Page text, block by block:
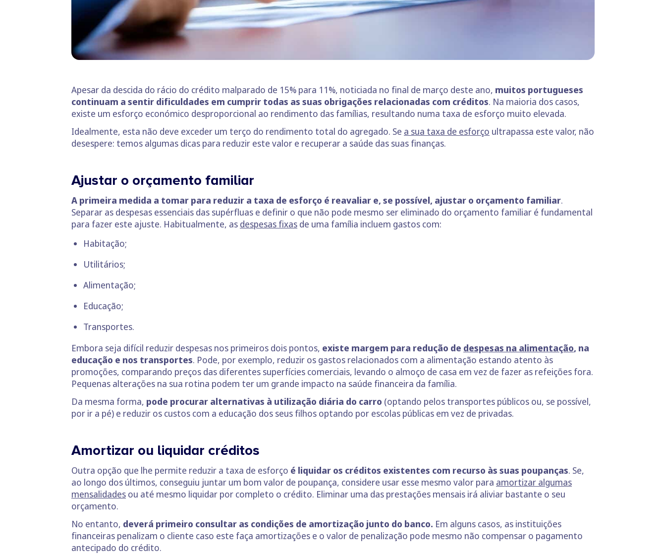
Apesar da descida do rácio do crédito malparado de 15% para 11%, noticiada no final de março deste ano, muitos portugueses
continuam a sentir dificuldades em cumprir todas as suas obrigações relacionadas com créditos. Na maioria dos casos,
existe um esforço económico desproporcional ao rendimento das famílias, resultando numa taxa de esforço muito elevada.
Idealmente, esta não deve exceder um terço do rendimento total do agregado. Se a sua taxa de esforço ultrapassa este valor, não
desespere: temos algumas dicas para reduzir este valor e recuperar a saúde das suas finanças.
Ajustar o orçamento familiar
A primeira medida a tomar para reduzir a taxa de esforço é reavaliar e, se possível, ajustar o orçamento familiar.
Separar as despesas essenciais das supérfluas e definir o que não pode mesmo ser eliminado do orçamento familiar é fundamental
para fazer este ajuste. Habitualmente, as despesas fixas de uma família incluem gastos com:
Habitação;
Utilitários;
Alimentação;
Educação;
Transportes.
Embora seja difícil reduzir despesas nos primeiros dois pontos, existe margem para redução de despesas na alimentação, na
educação e nos transportes. Pode, por exemplo, reduzir os gastos relacionados com a alimentação estando atento às
promoções, comparando preços das diferentes superfícies comerciais, levando o almoço de casa em vez de fazer as refeições fora.
Pequenas alterações na sua rotina podem ter um grande impacto na saúde financeira da família.
Da mesma forma, pode procurar alternativas à utilização diária do carro (optando pelos transportes públicos ou, se possível,
por ir a pé) e reduzir os custos com a educação dos seus filhos optando por escolas públicas em vez de privadas.
Amortizar ou liquidar créditos
Outra opção que lhe permite reduzir a taxa de esforço é liquidar os créditos existentes com recurso às suas poupanças. Se,
ao longo dos últimos, conseguiu juntar um bom valor de poupança, considere usar esse mesmo valor para amortizar algumas
mensalidades ou até mesmo liquidar por completo o crédito. Eliminar uma das prestações mensais irá aliviar bastante o seu
orçamento.
No entanto, deverá primeiro consultar as condições de amortização junto do banco. Em alguns casos, as instituições
financeiras penalizam o cliente caso este faça amortizações e o valor de penalização pode mesmo não compensar o pagamento
antecipado do crédito.